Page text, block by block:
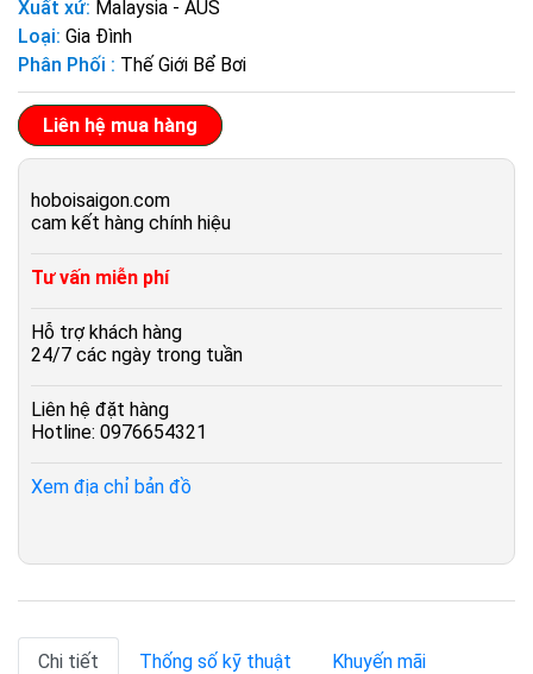
Xuất xứ: Malaysia - AUS
Loại: Gia Đình
Phân Phối : Thế Giới Bể Bơi
Liên hệ mua hàng
hoboisaigon.com
cam kết hàng chính hiệu
Tư vấn miễn phí
Hỗ trợ khách hàng
24/7 các ngày trong tuần
Liên hệ đặt hàng
Hotline: 0976654321
Xem địa chỉ bản đồ
Chi tiết Thống số kỹ thuật Khuyến mãi